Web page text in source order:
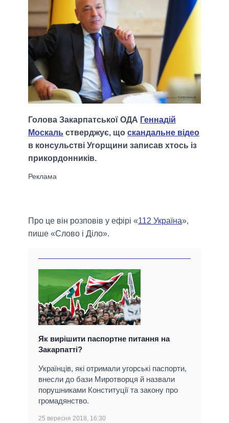
Голова Закарпатської ОДА Геннадій
Москаль стверджує, що скандальне відео
в консульстві Угорщини записав хтось із
прикордонників.
Про це він розповів у ефірі «112 Україна»,
пише «Слово і Діло».
Як вирішити паспортне питання на
Закарпатті?
Українців, які отримали угорські паспорти,
внесли до бази Миротворця й назвали
порушниками Конституції та закону про
громадянство.
25 вересня 2018, 16:30